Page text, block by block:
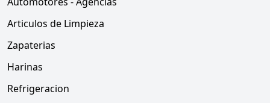
Articulos de Limpieza
Zapaterias
Harinas
Refrigeracion